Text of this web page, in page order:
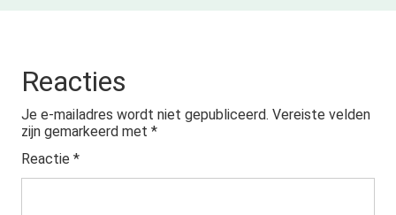
Reacties
Je e-mailadres wordt niet gepubliceerd. Vereiste velden
zijn gemarkeerd met *
Reactie *